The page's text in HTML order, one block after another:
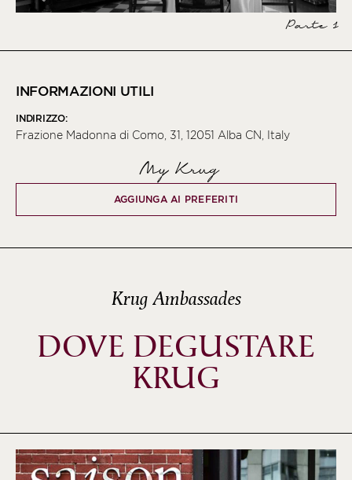
Parte 1
INFORMAZIONI UTILI
INDIRIZZO:
Frazione Madonna di Como, 31, 12051 Alba CN, Italy
My Krug
AGGIUNGA AI PREFERITI
Krug Ambassades
DOVE DEGUSTARE
KRUG